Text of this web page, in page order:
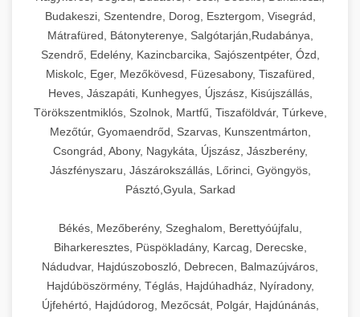
Budakeszi, Szentendre, Dorog, Esztergom, Visegrád,
Mátrafüred, Bátonyterenye, Salgótarján,Rudabánya,
Szendrő, Edelény, Kazincbarcika, Sajószentpéter, Ózd,
Miskolc, Eger, Mezőkövesd, Füzesabony, Tiszafüred,
Heves, Jászapáti, Kunhegyes, Újszász, Kisújszállás,
Törökszentmiklós, Szolnok, Martfű, Tiszaföldvár, Túrkeve,
Mezőtúr, Gyomaendrőd, Szarvas, Kunszentmárton,
Csongrád, Abony, Nagykáta, Újszász, Jászberény,
Jászfényszaru, Jászárokszállás, Lőrinci, Gyöngyös,
Pásztó,Gyula, Sarkad
Békés, Mezőberény, Szeghalom, Berettyóújfalu,
Biharkeresztes, Püspökladány, Karcag, Derecske,
Nádudvar, Hajdúszoboszló, Debrecen, Balmazújváros,
Hajdúböszörmény, Téglás, Hajdúhadház, Nyíradony,
Újfehértó, Hajdúdorog, Mezőcsát, Polgár, Hajdúnánás,